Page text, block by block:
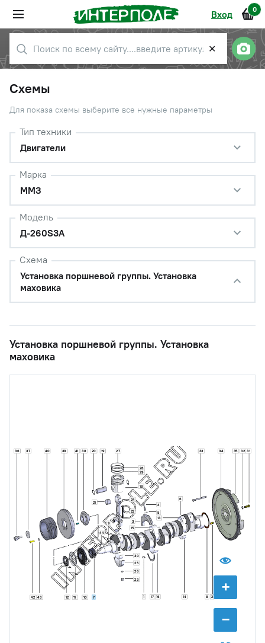
Вход 0
✕
Схемы
Для показа схемы выберите все нужные параметры
Тип техники
Двигатели
Марка
ММЗ
Модель
Д-260S3A
Схема
Установка поршневой группы. Установка
маховика
Установка поршневой группы. Установка
маховика
+
−
1 2
3
4
5
6
7 8
9
10
11
12
13
14
15
16
17
18
19
20
21
22
23
24
25
26
27
28
29
30
31
32
33 34 35
36 37 38
39
40 41
42 43
44